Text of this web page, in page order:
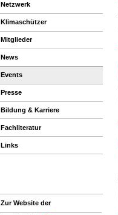
Netzwerk
Klimaschützer
Mitglieder
News
Events
Presse
Bildung & Karriere
Fachliteratur
Links
Zur Website der